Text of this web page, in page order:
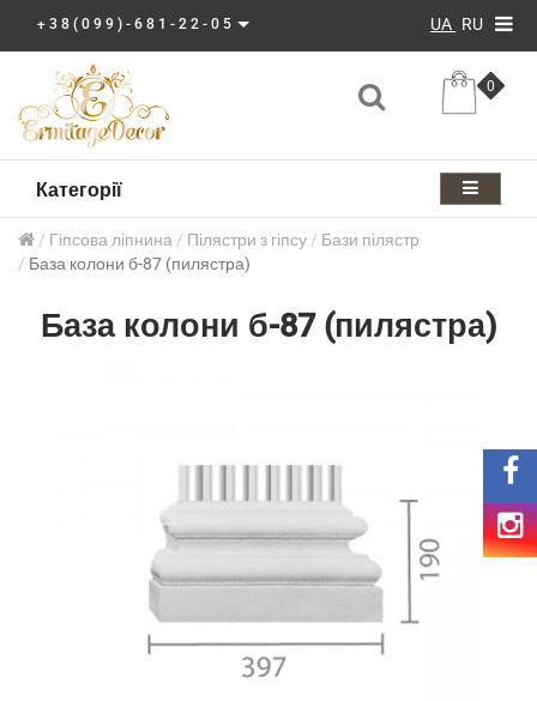
+38(099)-681-22-05 UA RU
0
Категорії
Гіпсова ліпнина Пілястри з гіпсу
Бази пілястр
База колони б-87 (пилястра)
База колони б-87 (пилястра)